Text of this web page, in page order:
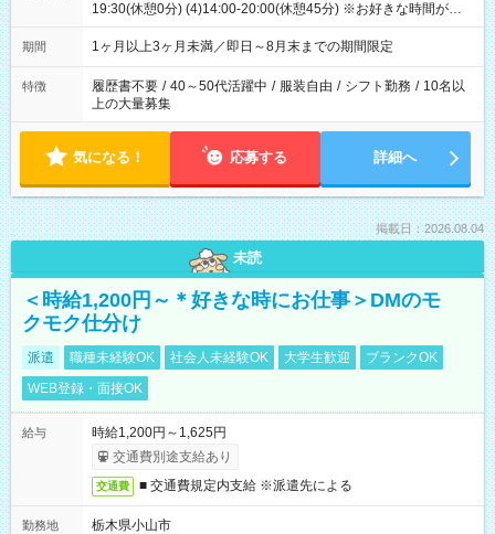
19:30(休憩0分) (4)14:00-20:00(休憩45分) ※お好きな時間が選べ
ます
期間 1ヶ月以上3ヶ月未満／即日～8月末までの期間限定
特徴 履歴書不要 / 40～50代活躍中 / 服装自由 / シフト勤務 / 10名以
上の大量募集
気になる！ 応募する 詳細へ
掲載日：2026.08.04
未読
＜時給1,200円～＊好きな時にお仕事＞DMのモ
クモク仕分け
派遣 職種未経験OK 社会人未経験OK 大学生歓迎
ブランクOK
WEB登録・面接OK
給与
時給1,200円～1,625円
交通費別途支給あり
交通費 ■ 交通費規定内支給 ※派遣先による
勤務地
栃木県小山市